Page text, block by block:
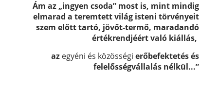
Ám az „ingyen csoda” most is, mint mindig
elmarad a teremtett világ isteni törvényeit
szem előtt tartó, jövőt-termő, maradandó
értékrendjéért való kiállás,
az egyéni és közösségierőbefektetés és
felelősségvállalás nélkül...”